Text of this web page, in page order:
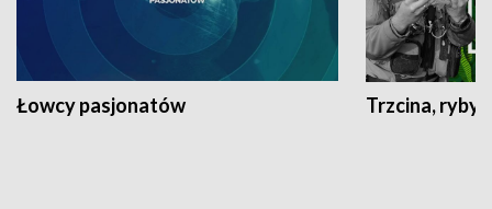
Łowcy pasjonatów Trzcina, ryby